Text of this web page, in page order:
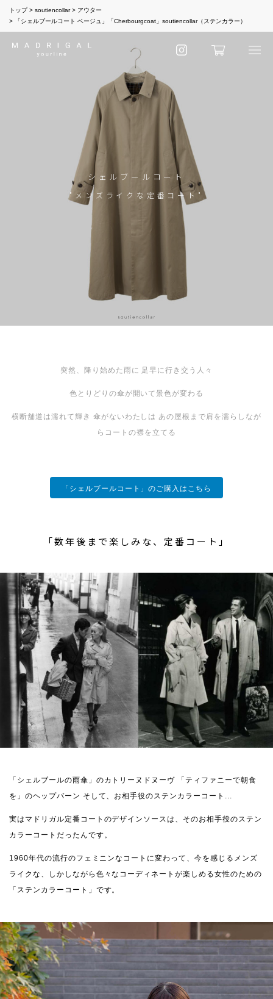
トップ soutiencollar
アウター
「シェルブールコート ベージュ」「Cherbourgcoat」soutiencollar（ステンカラー）
シェルブールコート
"メンズライクな定番コート"
突然、降り始めた雨に 足早に行き交う人々
色とりどりの傘が開いて景色が変わる
横断舗道は濡れて輝き 傘がないわたしは あの屋根まで肩を濡らしなが
らコートの襟を立てる
「シェルブールコート」のご購入はこちら
「数年後まで楽しみな、定番コート」
「シェルブールの雨傘」のカトリーヌドヌーヴ 「ティファニーで朝食
を」のヘップバーン そして、お相手役のステンカラーコート...
実はマドリガル定番コートのデザインソースは、そのお相手役のステン
カラーコートだったんです。
1960年代の流行のフェミニンなコートに変わって、今を感じるメンズ
ライクな、しかしながら色々なコーディネートが楽しめる女性のための
「ステンカラーコート」です。